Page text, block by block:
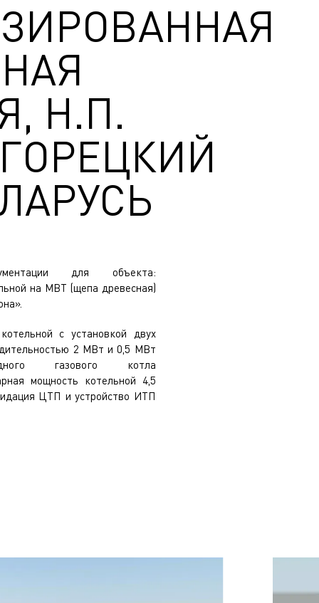
Н.П.
для объекта:
на МВТ (щепа древесная)
с установкой двух
2 МВт и 0,5 МВт
газового котла
мощность котельной 4,5
ЦТП и устройство ИТП